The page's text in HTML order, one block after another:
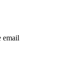
email